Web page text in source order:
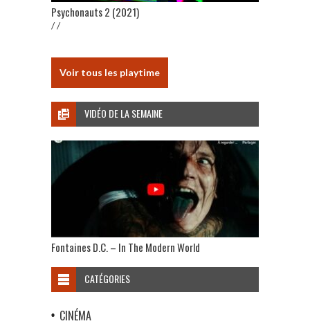
Psychonauts 2 (2021)
/ /
Voir tous les playtime
VIDÉO DE LA SEMAINE
Fontaines D.C. – In The Modern World
CATÉGORIES
CINÉMA